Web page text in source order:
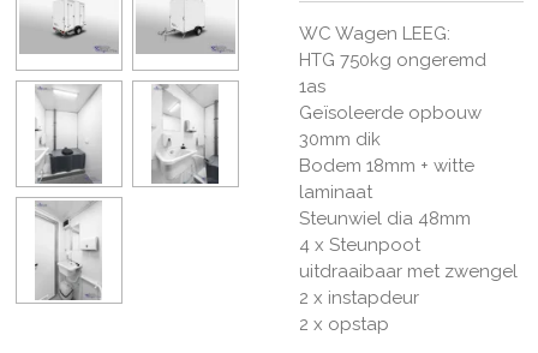
WC Wagen LEEG:
HTG 750kg ongeremd
1as
Geïsoleerde opbouw
30mm dik
Bodem 18mm + witte
laminaat
Steunwiel dia 48mm
4 x Steunpoot
uitdraaibaar met zwengel
2 x instapdeur
2 x opstap